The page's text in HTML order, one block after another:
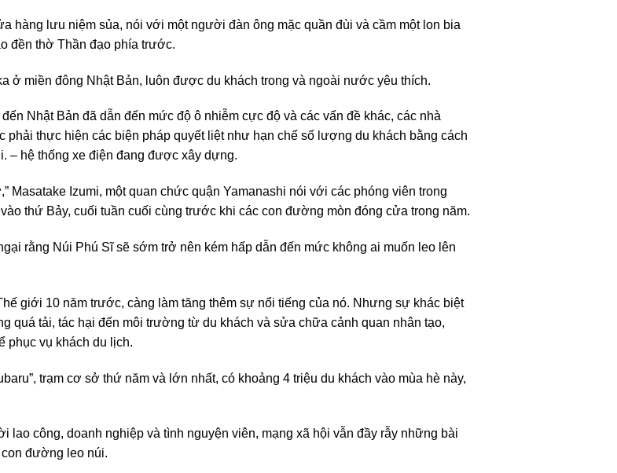
hàng lưu niệm sủa, nói với một người đàn ông mặc quần đùi và cầm một lon bia
đền thờ Thần đạo phía trước.
ở miền đông Nhật Bản, luôn được du khách trong và ngoài nước yêu thích.
Nhật Bản đã dẫn đến mức độ ô nhiễm cực độ và các vấn đề khác, các nhà
phải thực hiện các biện pháp quyết liệt như hạn chế số lượng du khách bằng cách
– hệ thống xe điện đang được xây dựng.
Masatake Izumi, một quan chức quận Yamanashi nói với các phóng viên trong
thứ Bảy, cuối tuần cuối cùng trước khi các con đường mòn đóng cửa trong năm.
rằng Núi Phú Sĩ sẽ sớm trở nên kém hấp dẫn đến mức không ai muốn leo lên
giới 10 năm trước, càng làm tăng thêm sự nổi tiếng của nó. Nhưng sự khác biệt
quá tải, tác hại đến môi trường từ du khách và sửa chữa cảnh quan nhân tạo,
phục vụ khách du lịch.
trạm cơ sở thứ năm và lớn nhất, có khoảng 4 triệu du khách vào mùa hè này,
lao công, doanh nghiệp và tình nguyện viên, mạng xã hội vẫn đầy rẫy những bài
đường leo núi.